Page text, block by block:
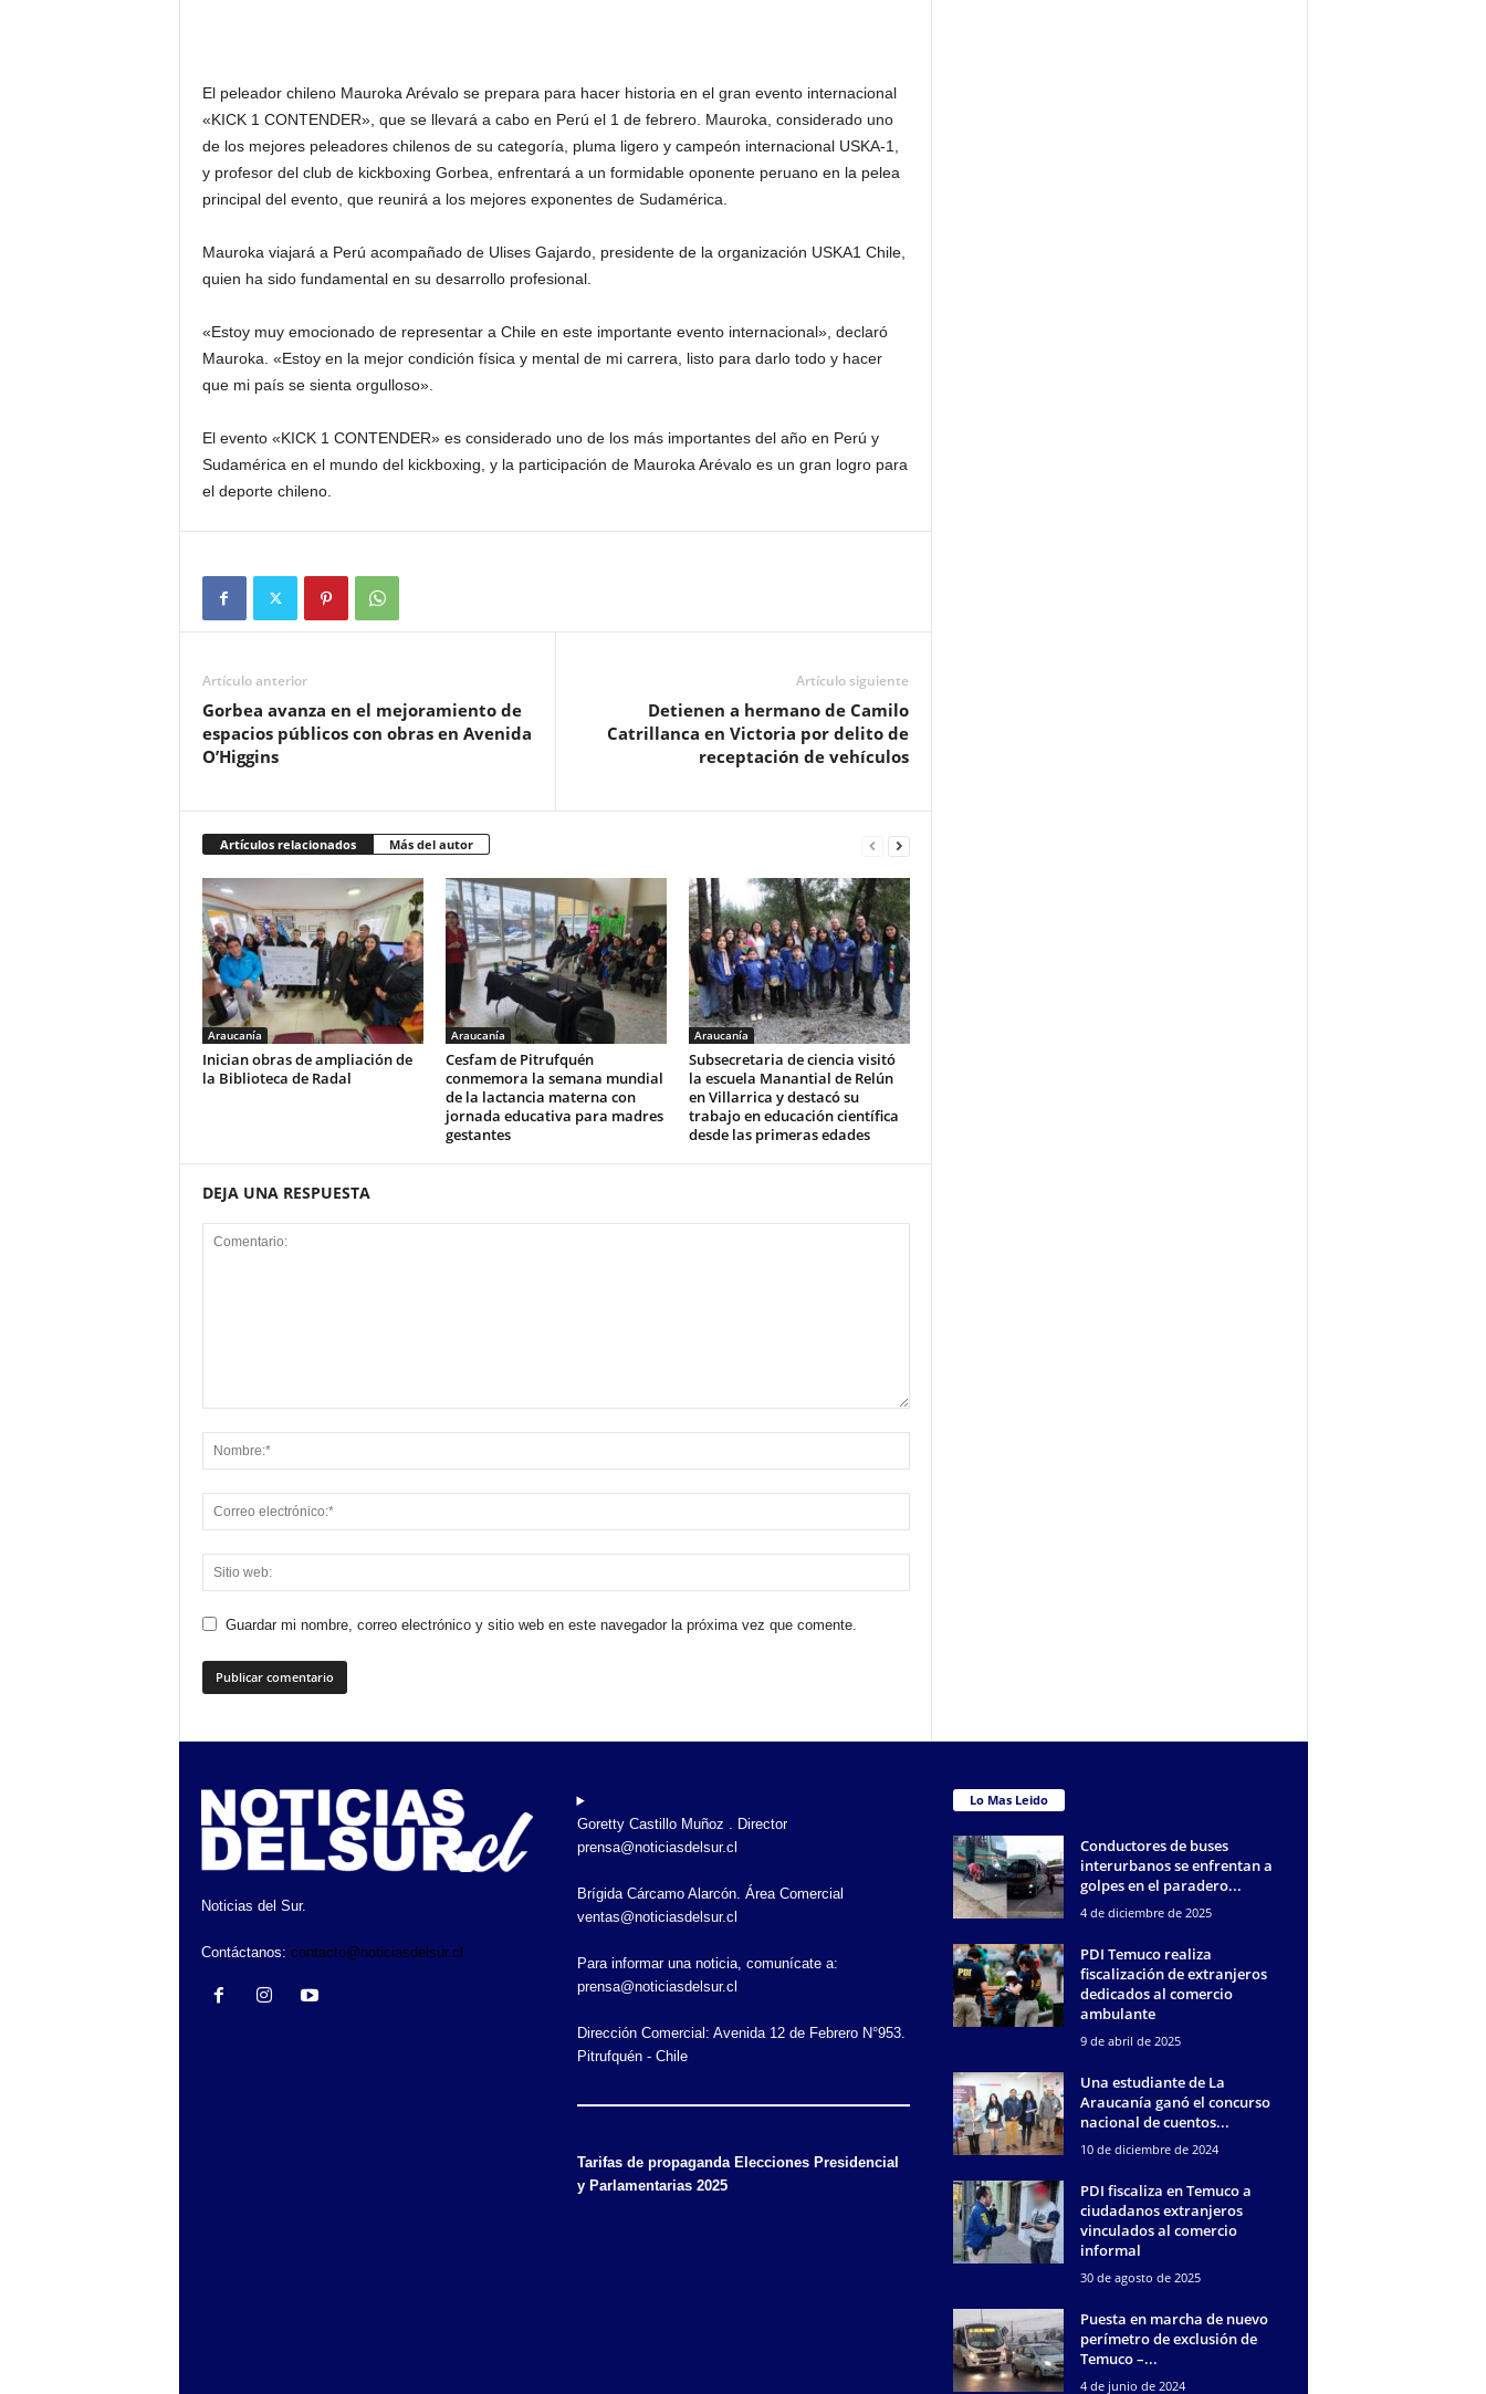
El peleador chileno Mauroka Arévalo se prepara para hacer historia en el gran evento internacional
«KICK 1 CONTENDER», que se llevará a cabo en Perú el 1 de febrero. Mauroka, considerado uno
de los mejores peleadores chilenos de su categoría, pluma ligero y campeón internacional USKA-1,
y profesor del club de kickboxing Gorbea, enfrentará a un formidable oponente peruano en la pelea
principal del evento, que reunirá a los mejores exponentes de Sudamérica.
Mauroka viajará a Perú acompañado de Ulises Gajardo, presidente de la organización USKA1 Chile,
quien ha sido fundamental en su desarrollo profesional.
«Estoy muy emocionado de representar a Chile en este importante evento internacional», declaró
Mauroka. «Estoy en la mejor condición física y mental de mi carrera, listo para darlo todo y hacer
que mi país se sienta orgulloso».
El evento «KICK 1 CONTENDER» es considerado uno de los más importantes del año en Perú y
Sudamérica en el mundo del kickboxing, y la participación de Mauroka Arévalo es un gran logro para
el deporte chileno.
Artículo anterior
Gorbea avanza en el mejoramiento de
espacios públicos con obras en Avenida
O’Higgins
Artículo siguiente
Detienen a hermano de Camilo
Catrillanca en Victoria por delito de
receptación de vehículos
Artículos relacionados Más del autor
Araucanía
Inician obras de ampliación de
la Biblioteca de Radal
Araucanía
Cesfam de Pitrufquén
conmemora la semana mundial
de la lactancia materna con
jornada educativa para madres
gestantes
Araucanía
Subsecretaria de ciencia visitó
la escuela Manantial de Relún
en Villarrica y destacó su
trabajo en educación científica
desde las primeras edades
DEJA UNA RESPUESTA
Guardar mi nombre, correo electrónico y sitio web en este navegador la próxima vez que comente.
Noticias del Sur.
Contáctanos: contacto@noticiasdelsur.cl
Goretty Castillo Muñoz . Director
prensa@noticiasdelsur.cl
Brígida Cárcamo Alarcón. Área Comercial
ventas@noticiasdelsur.cl
Para informar una noticia, comunícate a:
prensa@noticiasdelsur.cl
Dirección Comercial: Avenida 12 de Febrero N°953.
Pitrufquén - Chile
Tarifas de propaganda Elecciones Presidencial
y Parlamentarias 2025
Lo Mas Leido
Conductores de buses
interurbanos se enfrentan a
golpes en el paradero...
4 de diciembre de 2025
PDI Temuco realiza
fiscalización de extranjeros
dedicados al comercio
ambulante
9 de abril de 2025
Una estudiante de La
Araucanía ganó el concurso
nacional de cuentos...
10 de diciembre de 2024
PDI fiscaliza en Temuco a
ciudadanos extranjeros
vinculados al comercio
informal
30 de agosto de 2025
Puesta en marcha de nuevo
perímetro de exclusión de
Temuco –...
4 de junio de 2024